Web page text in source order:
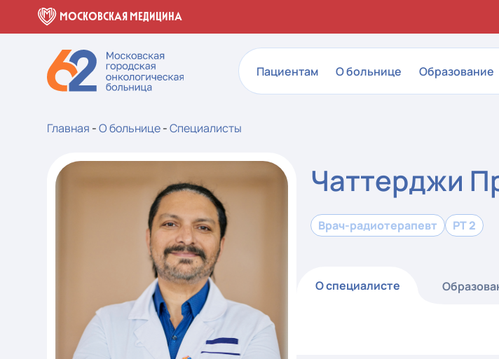
МОСКОВСКАЯ МЕДИЦИНА
Пациентам О больнице Образование
Главная -О больнице-Специалисты
Чаттерджи
Врач-радиотерапевт РТ 2
О специалисте